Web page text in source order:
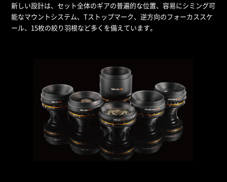
新しい設計は、セット全体のギアの普遍的な位置、容易にシミング可
能なマウントシステム、Tストップマーク、逆方向のフォーカススケ
ール、15枚の絞り羽根など多くを備えています。